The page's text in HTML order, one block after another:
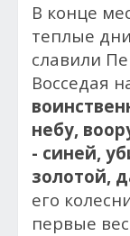
В конце
теплые
славили
Восседая
небу,
- синей,
золотой,
его
первые